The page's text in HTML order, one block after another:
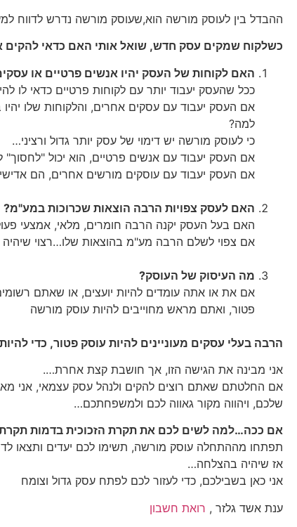
ההבדל בין לעוסק מורשה הוא,שעוסק מורשה נדרש לדווח
כשלקוח שמקים עסק חדש, שואל אותי האם כדאי להקים
האם לקוחות של העסק יהיו אנשים פרטיים או
ככל שהעסק יעבוד יותר עם לקוחות פרטיים כדאי לו
אם העסק יעבוד עם עסקים אחרים, והלקוחות שלו
למה?
כי לעוסק מורשה יש דימוי של עסק יותר גדול ורציני…
אם העסק יעבוד עם אנשים פרטיים, הוא יכול
אם העסק יעבוד עם עוסקים מורשים אחרים, הם
האם לעסק צפויות הרבה הוצאות שכרוכות במע"מ?
האם בעל העסק יקנה הרבה חומרים, מלאי, אמצעי
אם צפוי לשלם הרבה מע"מ בהוצאות שלו…רצוי שיהיה
מה העיסוק של העוסק?
אם את או אתה עומדים להיות יועצים, או שאתם
פטור, ואתם מראש מחוייבים להיות עוסק מורשה
הרבה בעלי עסקים מעוניינים להיות עוסק פטור, כדי
אני מבינה את הגישה הזו, אך חושבת קצת אחרת….
אם החלטתם שאתם רוצים להקים ולנהל עסק עצמאי, אני
שלכם, ויהווה מקור גאווה לכם ולמשפחתכם…
אם ככה…למה לשים לכם את תקרת הזכוכית בדמות
תפתחו מההתחלה עוסק מורשה, תשימו לכם יעדים ותצאו
אז שיהיה בהצלחה…
אני כאן בשבילכם, כדי לעזור לכם לפתח עסק גדול וצומח
ענת אשד גלזר , רואת חשבון